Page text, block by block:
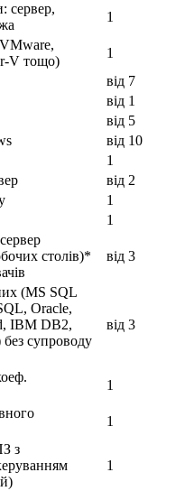
сервер,
1
V тощо)
1
від 7
від 1
від 5
від 10
1
від 2
1
1
столів)*
від 3
(MS SQL
Oracle,
IBM DB2,
супроводу
від 3
1
1
з
1